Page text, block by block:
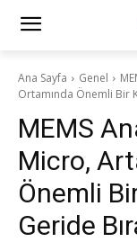
Ana Sayfa Genel
Ortamında Önemli Bir
MEMS
Micro,
Önemli
Geride